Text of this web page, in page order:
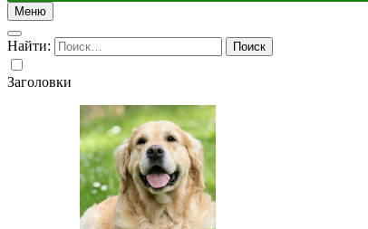
Меню
Найти:
Заголовки